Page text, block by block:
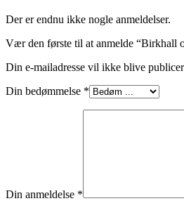
Der er endnu ikke nogle anmeldelser.
Vær den første til at anmelde “Birkhall
Din e-mailadresse vil ikke blive
Din bedømmelse *
Din anmeldelse *